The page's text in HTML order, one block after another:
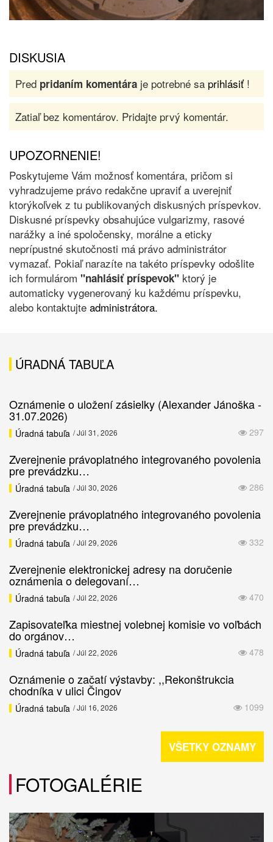
DISKUSIA
Pred pridaním komentára je potrebné sa prihlásiť!
Zatiaľ bez komentárov. Pridajte prvý komentár.
UPOZORNENIE!
Poskytujeme Vám možnosť komentára, pričom si
vyhradzujeme právo redakčne upraviť a uverejniť
ktorýkoľvek z tu publikovaných diskusných príspevkov.
Diskusné príspevky obsahujúce vulgarizmy, rasové
narážky a iné spoločensky, morálne a eticky
neprípustné skutočnosti má právo administrátor
vymazať. Pokiaľ narazíte na takéto príspevky odošlite
ich formulárom "nahlásiť príspevok" ktorý je
automaticky vygenerovaný ku každému príspevku,
alebo kontaktujte administrátora.
ÚRADNÁ TABUĽA
Oznámenie o uložení zásielky (Alexander Jánoška -
31.07.2026)
297
Úradná tabuľa / Júl 31, 2026
Zverejnenie právoplatného integrovaného povolenia
pre prevádzku…
286
Úradná tabuľa / Júl 30, 2026
Zverejnenie právoplatného integrovaného povolenia
pre prevádzku…
332
Úradná tabuľa / Júl 29, 2026
Zverejnenie elektronickej adresy na doručenie
oznámenia o delegovaní…
470
Úradná tabuľa / Júl 22, 2026
Zapisovateľka miestnej volebnej komisie vo voľbách
do orgánov…
478
Úradná tabuľa / Júl 22, 2026
Oznámenie o začatí výstavby: ,,Rekonštrukcia
chodníka v ulici Čingov
1099
Úradná tabuľa / Júl 16, 2026
VŠETKY OZNAMY
FOTOGALÉRIE